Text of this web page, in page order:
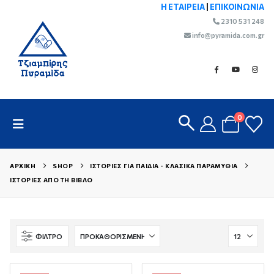
Η ΕΤΑΙΡΕΙΑ ΕΠΙΚΟΙΝΩΝΙΑ
2310 531 248
info@pyramida.com.gr
0
ΑΡΧΙΚΉ SHOP
ΙΣΤΟΡΊΕΣ ΓΙΑ ΠΑΙΔΙΆ - ΚΛΑΣΙΚΆ ΠΑΡΑΜΎΘΙΑ
ΙΣΤΟΡΊΕΣ ΑΠΌ ΤΗ ΒΊΒΛΟ
ΦΊΛΤΡΟ